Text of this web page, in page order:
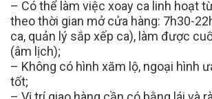
– Có thể làm việc xoay ca linh hoạt
theo thời gian mở cửa hàng: 7h30-
ca, quản lý sắp xếp ca), làm được
(âm lịch);
– Không có hình xăm lộ, ngoại hình
tốt;